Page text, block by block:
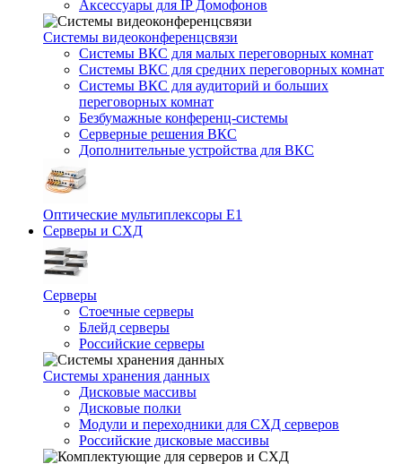
Аксессуары для IP Домофонов
Системы видеоконференцсвязи
Системы ВКС для малых переговорных комнат
Системы ВКС для средних переговорных комнат
Системы ВКС для аудиторий и больших
переговорных комнат
Безбумажные конференц-системы
Серверные решения ВКС
Дополнительные устройства для ВКС
Оптические мультиплексоры Е1
Серверы и СХД
Серверы
Стоечные серверы
Блейд серверы
Российские серверы
Системы хранения данных
Дисковые массивы
Дисковые полки
Модули и переходники для СХД серверов
Российские дисковые массивы